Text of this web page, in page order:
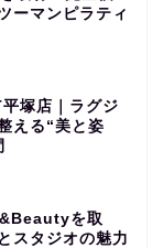
ーマンピラティ
平塚店｜ラグジ
える“美と姿
を取
スタジオの魅力